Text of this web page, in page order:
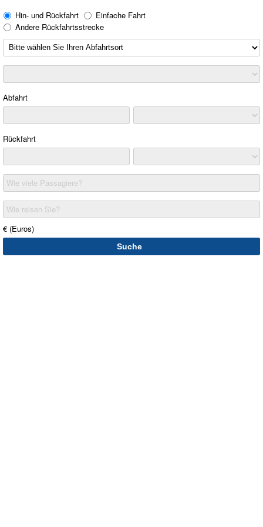
Hin- und Rückfahrt
Einfache Fahrt
Andere Rückfahrtsstrecke
Abfahrt
Rückfahrt
Wie viele Passagiere?
Wie reisen Sie?
€ (Euros)
Suche